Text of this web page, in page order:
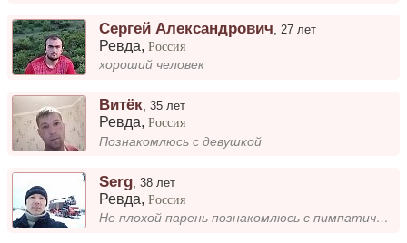
Сергей Александрович 27 лет
Ревда,Россия
хороший человек
Витёк,35 лет
Ревда,Россия
Познакомлюсь с девушкой
Serg ,38 лет
Ревда,Россия
Не плохой парень познакомлюсь с пимпатичной деушкой